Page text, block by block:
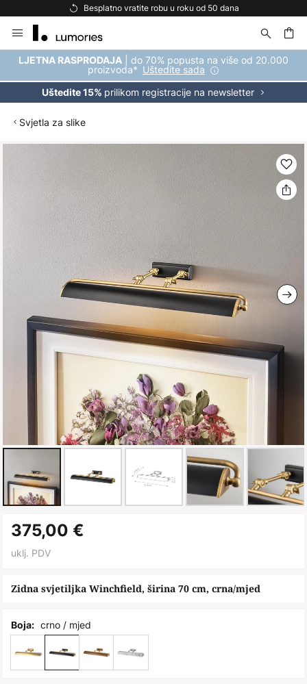
Besplatno vratite robu u roku od 50 dana
to
Content
LJETNA RASPRODAJA | do 70% popusta na više od 20.000
proizvoda* Uštedite sada
Uštedite 15% prilikom registracije na newsletter
Svjetla za slike
Skip
to
the
end
of
the
images
gallery
to
the
of
images
gallery
Zidna svjetiljka Winchfield, širina 70 cm, crna/mjed
375,00 €
uklj. PDV
Boja: crno / mjed